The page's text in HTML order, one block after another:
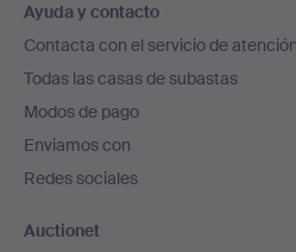
en
el
pie
de
página
Ayuda y contacto
Contacta con el servicio de
Todas las casas de subastas
Modos de pago
Enviamos con
Redes sociales
Auctionet